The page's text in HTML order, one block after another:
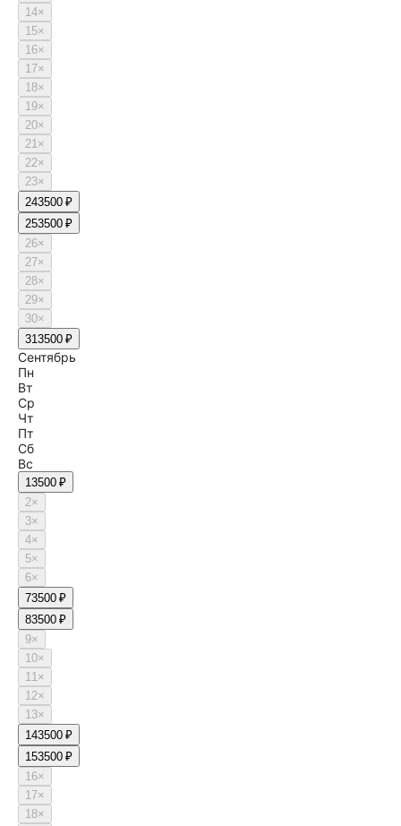
14×
15×
16×
17×
18×
19×
20×
21×
22×
23×
243500 ₽
253500 ₽
26×
27×
28×
29×
30×
313500 ₽
Сентябрь
Пн
Вт
Ср
Чт
Пт
Сб
Вс
13500 ₽
2×
3×
4×
5×
6×
73500 ₽
83500 ₽
9×
10×
11×
12×
13×
143500 ₽
153500 ₽
16×
17×
18×